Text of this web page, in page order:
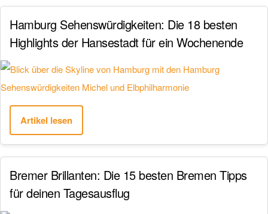
Hamburg Sehenswürdigkeiten: Die 18 besten
Highlights der Hansestadt für ein Wochenende
Artikel lesen
Bremer Brillanten: Die 15 besten Bremen Tipps
für deinen Tagesausflug